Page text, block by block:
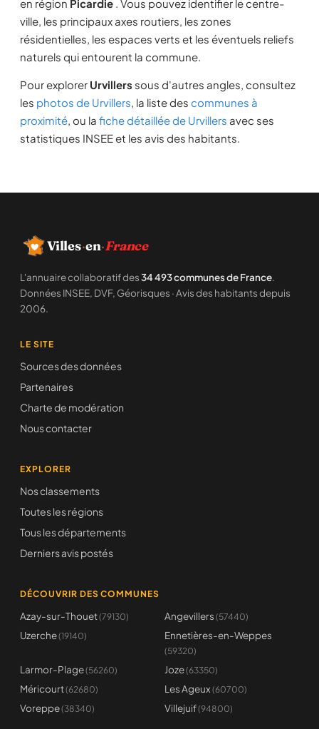
en région Picardie . Vous pouvez identifier le centre-
ville, les principaux axes routiers, les zones
résidentielles, les espaces verts et les éventuels reliefs
naturels qui entourent la commune.
Pour explorer Urvillers sous d'autres angles, consultez
les photos de Urvillers, la liste des communes à
proximité, ou la fiche détaillée de Urvillers avec ses
statistiques INSEE et les avis des habitants.
Villes·en·France
L'annuaire collaboratif des34 493 communes de France.
Données INSEE, DVF, Géorisques · Avis des habitants depuis
2006.
LE SITE
Sources des données
Partenaires
Charte de modération
Nous contacter
EXPLORER
Nos classements
Toutes les régions
Tous les départements
Derniers avis postés
DÉCOUVRIR DES COMMUNES
Azay-sur-Thouet(79130) Angevillers (57440)
Uzerche(19140) Ennetières-en-Weppes
(59320)
Larmor-Plage(56260) Joze(63350)
Méricourt(62680) Les Ageux (60700)
Voreppe(38340) Villejuif(94800)